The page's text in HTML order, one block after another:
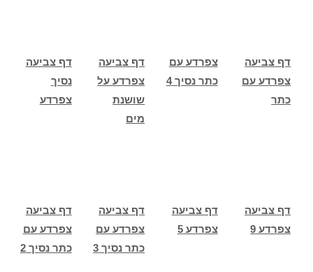
דף צביעה
נסיך
צפרדע
דף צביעה
צפרדע על
שושנת
מים
צפרדע עם
כתר נסיך 4
דף צביעה
צפרדע עם
כתר
דף צביעה
צפרדע עם
כתר נסיך 2
דף צביעה
צפרדע עם
כתר נסיך 3
דף צביעה
צפרדע 5
דף צביעה
צפרדע 9